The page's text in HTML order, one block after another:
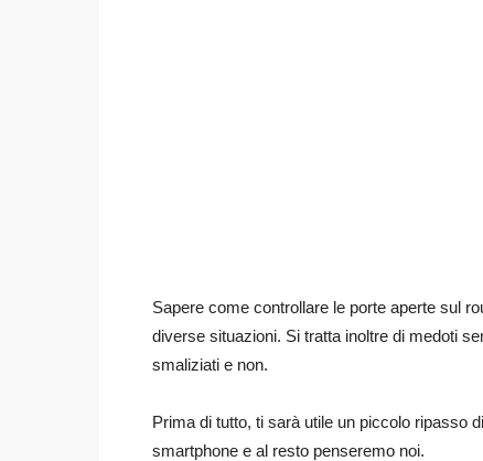
Sapere come controllare le porte aperte sul
diverse situazioni. Si tratta inoltre di medoti
smaliziati e non.
Prima di tutto, ti sarà utile un piccolo ripasso
smartphone e al resto penseremo noi.